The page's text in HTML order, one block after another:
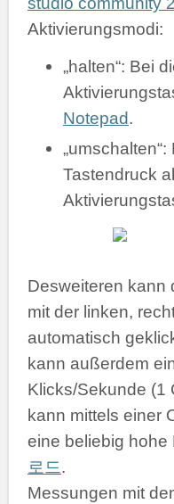
Aktivierungsmodi:
„halten“: Bei
Notepad.
Tastendruck
Desweiteren kann
mit der linken,
automatisch
kann außerdem
Klicks/Sekunde (1
kann mittels einer
eine beliebig hohe
로드.
Messungen mit